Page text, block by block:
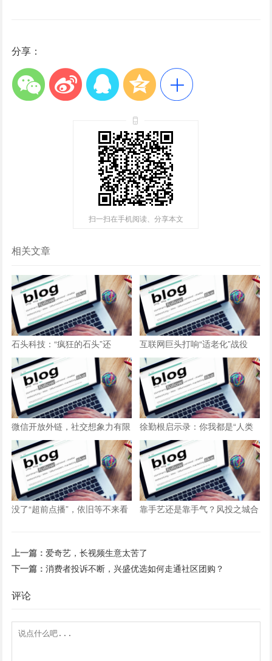
分享：
扫一扫在手机阅读、分享本文
相关文章
石头科技：“疯狂的石头”还
能“疯”多久？
互联网巨头打响“适老化”战役
微信开放外链，社交想象力有限
徐勤根启示录：你我都是“人类
高质量男性”爆红的推手！
没了“超前点播”，依旧等不来看
靠手艺还是靠手气？风投之城合
上一篇：爱奇艺，长视频生意太苦了
下一篇：消费者投诉不断，兴盛优选如何走通社区团购？
评论